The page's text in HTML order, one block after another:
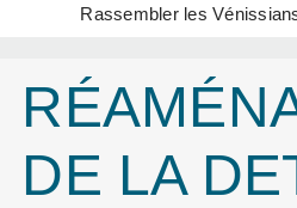
Rassembler les
DE LA